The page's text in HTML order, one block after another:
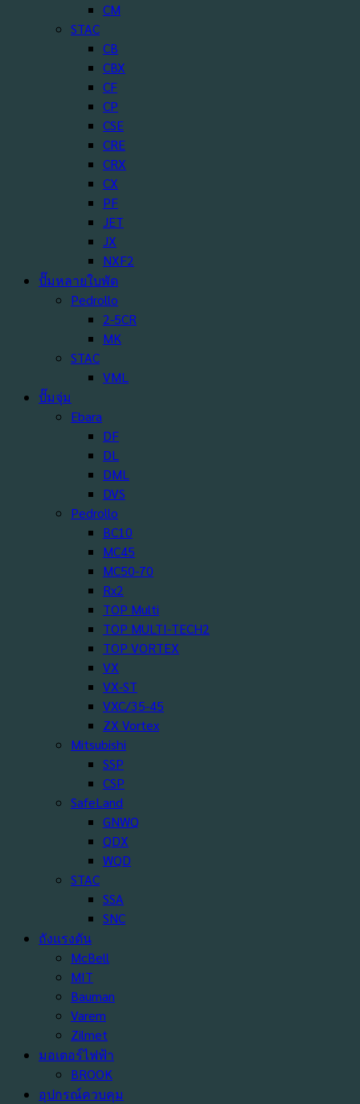
CM
STAC
CB
CBX
CF
CP
CSE
CRE
CRX
CX
PF
JET
JX
NXF2
ปั๊มหลายใบพัด
Pedrollo
2-5CR
MK
STAC
VML
ปั๊มจุ่ม
Ebara
DF
DL
DML
DVS
Pedrollo
BC10
MC45
MC50-70
Rx2
TOP Multi
TOP MULTI-TECH2
TOP VORTEX
VX
VX-ST
VXC/35-45
ZX Vortex
Mitsubishi
SSP
CSP
SafeLand
GNWQ
QDX
WQD
STAC
SSA
SNC
ถังแรงดัน
McBell
MIT
Bauman
Varem
Zilmet
มอเตอร์ไฟฟ้า
BROOK
อุปกรณ์ควบคุม